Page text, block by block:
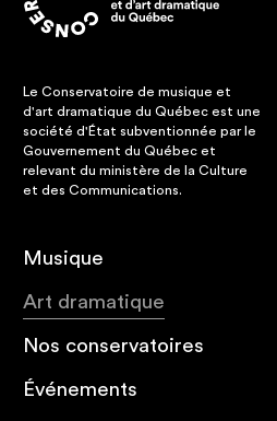
Le Conservatoire de musique et
d'art dramatique du Québec est une
société d'État subventionnée par le
Gouvernement du Québec et
relevant du ministère de la Culture
et des Communications.
Musique
Art dramatique
Nos conservatoires
Événements